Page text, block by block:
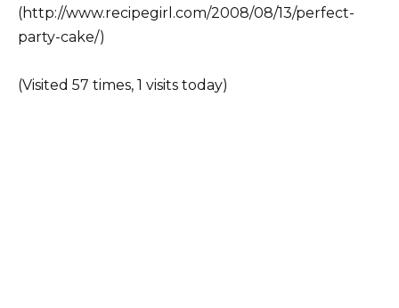
(http://www.recipegirl.com/2008/08/13/perfect-
party-cake/)
(Visited 57 times, 1 visits today)